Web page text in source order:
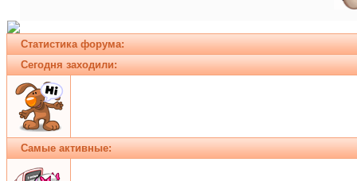
Статистика форума:
Сегодня заходили:
Самые активные: